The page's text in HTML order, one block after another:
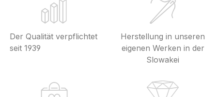
Der Qualität verpflichtet
seit 1939
Herstellung in unseren
eigenen Werken in der
Slowakei